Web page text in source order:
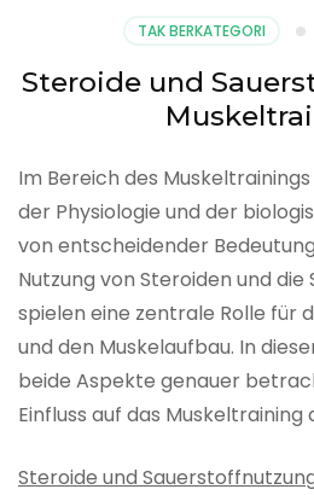
TAK BERKATEGORI
Steroide und
Im Bereich des
der Physiologie und der
von entscheidender
Nutzung von Steroiden und
spielen eine zentrale Rolle für
und den Muskelaufbau. In
beide Aspekte genauer
Einfluss auf das Muskeltraining
Steroide und